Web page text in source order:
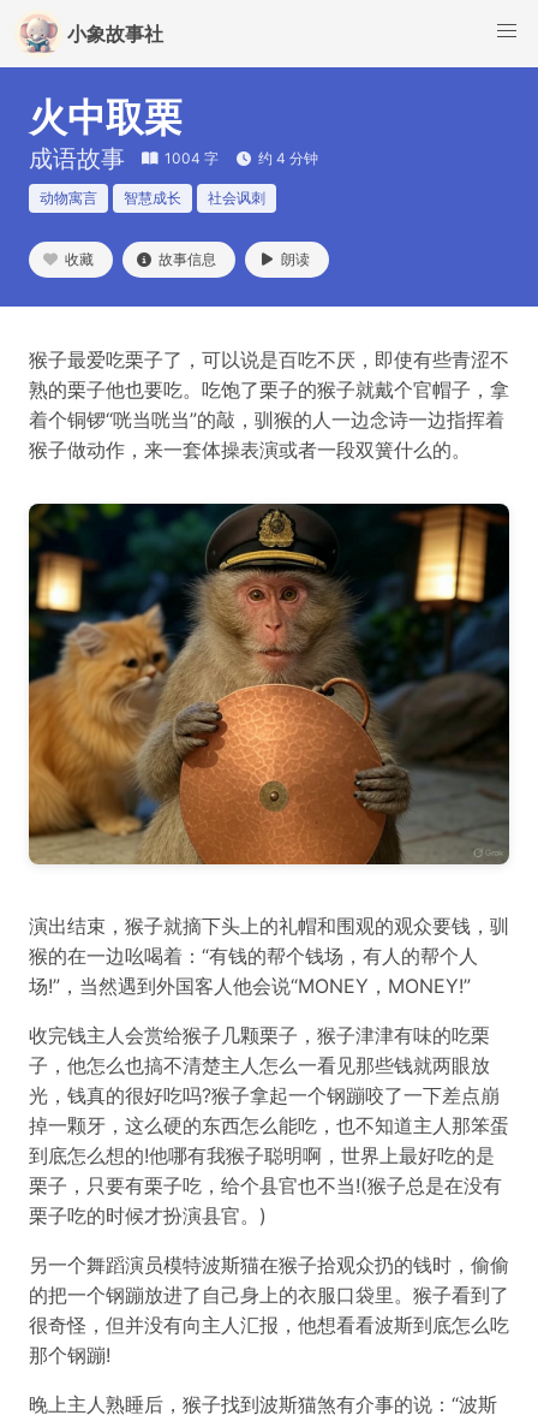
小象故事社
火中取栗
成语故事 1004 字 约 4 分钟
动物寓言 智慧成长 社会讽刺
收藏 故事信息 朗读
猴子最爱吃栗子了，可以说是百吃不厌，即使有些青涩不
熟的栗子他也要吃。吃饱了栗子的猴子就戴个官帽子，拿
着个铜锣“咣当咣当”的敲，驯猴的人一边念诗一边指挥着
猴子做动作，来一套体操表演或者一段双簧什么的。
演出结束，猴子就摘下头上的礼帽和围观的观众要钱，驯
猴的在一边吆喝着：“有钱的帮个钱场，有人的帮个人
场!”，当然遇到外国客人他会说“MONEY，MONEY!”
收完钱主人会赏给猴子几颗栗子，猴子津津有味的吃栗
子，他怎么也搞不清楚主人怎么一看见那些钱就两眼放
光，钱真的很好吃吗?猴子拿起一个钢蹦咬了一下差点崩
掉一颗牙，这么硬的东西怎么能吃，也不知道主人那笨蛋
到底怎么想的!他哪有我猴子聪明啊，世界上最好吃的是
栗子，只要有栗子吃，给个县官也不当!(猴子总是在没有
栗子吃的时候才扮演县官。)
另一个舞蹈演员模特波斯猫在猴子拾观众扔的钱时，偷偷
的把一个钢蹦放进了自己身上的衣服口袋里。猴子看到了
很奇怪，但并没有向主人汇报，他想看看波斯到底怎么吃
那个钢蹦!
晚上主人熟睡后，猴子找到波斯猫煞有介事的说：“波斯